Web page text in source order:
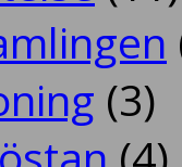
(3)